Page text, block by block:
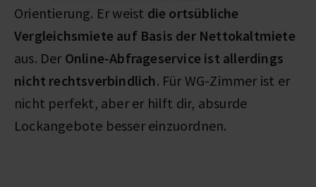
Orientierung. Er weist die ortsübliche
Vergleichsmiete auf Basis der Nettokaltmiete
aus. Der Online-Abfrageservice ist allerdings
nicht rechtsverbindlich. Für WG-Zimmer ist er
nicht perfekt, aber er hilft dir, absurde
Lockangebote besser einzuordnen.